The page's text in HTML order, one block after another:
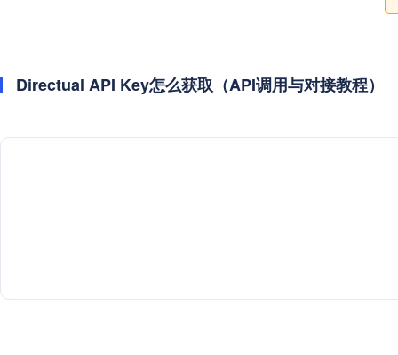
Directual API Key怎么获取（API调用与对接教程）